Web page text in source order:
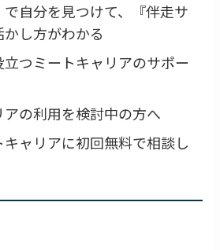
で自分を見つけて、『伴走サ
し方がわかる
つミートキャリアのサポー
アの利用を検討中の方へ
キャリアに初回無料で相談し